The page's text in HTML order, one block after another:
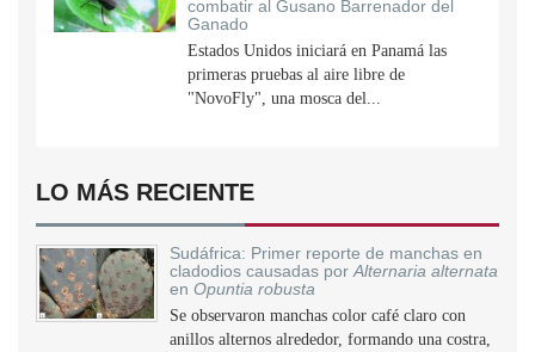
combatir al Gusano Barrenador del
Ganado
Estados Unidos iniciará en Panamá las
primeras pruebas al aire libre de
"NovoFly", una mosca del...
LO MÁS RECIENTE
Sudáfrica: Primer reporte de manchas en
cladodios causadas por Alternaria alternata
en Opuntia robusta
Se observaron manchas color café claro con
anillos alternos alrededor, formando una costra,